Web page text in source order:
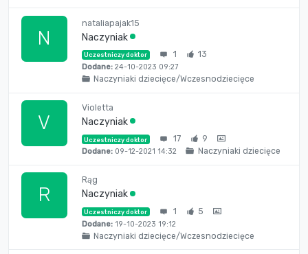
N
nataliapajak15
Naczyniak
Uczestniczy doktor 1 13
Dodane:24-10-2023 09:27
Naczyniaki dziecięce/Wczesnodziecięce
V
Violetta
Naczyniak
Uczestniczy doktor 17 9
Dodane:09-12-2021 14:32 Naczyniaki dziecięce
R
Rąg
Naczyniak
Uczestniczy doktor 1 5
Dodane:19-10-2023 19:12
Naczyniaki dziecięce/Wczesnodziecięce